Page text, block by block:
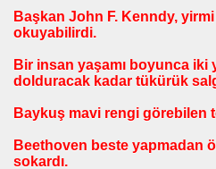
Başkan John F. Kenndy,
okuyabilirdi.
Bir insan yaşamı boyunca iki
dolduracak kadar tükürük
Baykuş mavi rengi görebilen
Beethoven beste yapmadan
sokardı.